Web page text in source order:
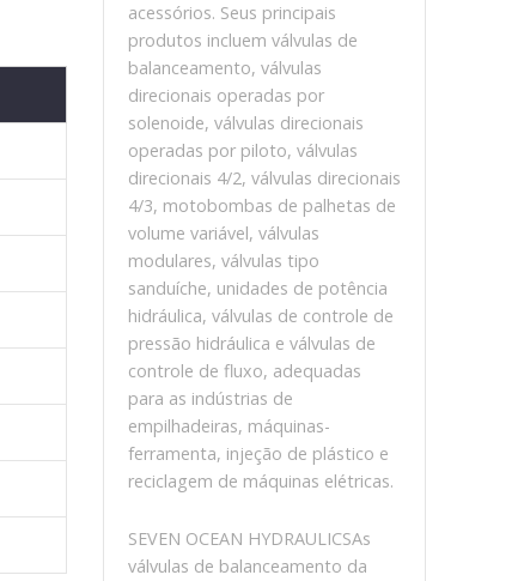
acessórios. Seus principais
produtos incluem válvulas de
balanceamento, válvulas
direcionais operadas por
solenoide, válvulas direcionais
operadas por piloto, válvulas
direcionais 4/2, válvulas direcionais
4/3, motobombas de palhetas de
volume variável, válvulas
modulares, válvulas tipo
sanduíche, unidades de potência
hidráulica, válvulas de controle de
pressão hidráulica e válvulas de
controle de fluxo, adequadas
para as indústrias de
empilhadeiras, máquinas-
ferramenta, injeção de plástico e
reciclagem de máquinas elétricas.
SEVEN OCEAN HYDRAULICSAs
válvulas de balanceamento da